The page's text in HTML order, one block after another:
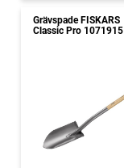
Grävspade FISKARS
Classic Pro 1071915